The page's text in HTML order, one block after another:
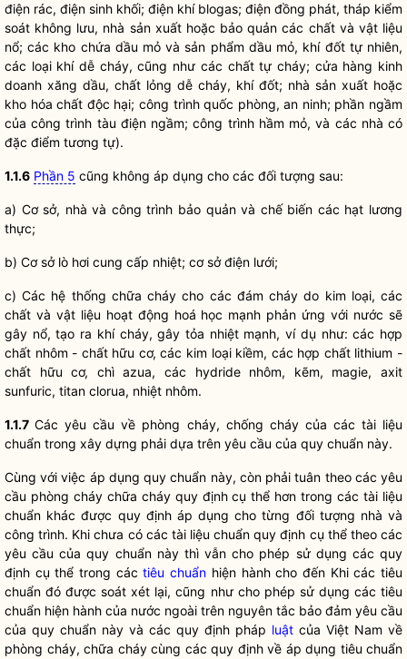
điện rác, điện sinh khối; điện khí blogas; điện đồng phát, tháp kiểm
soát không lưu, nhà sản xuất hoặc bảo quản các chất và vật liệu
nổ; các kho chứa dầu mỏ và sản phẩm dầu mỏ, khí đốt tự nhiên,
các loại khí dễ cháy, cũng như các chất tự cháy; cửa hàng kinh
doanh xăng dầu, chất lỏng dễ cháy, khí đốt; nhà sản xuất hoặc
kho hóa chất độc hại; công trình quốc phòng, an ninh; phần ngầm
của công trình tàu điện ngầm; công trình hầm mỏ, và các nhà có
đặc điểm tương tự).
1.1.6 Phần 5 cũng không áp dụng cho các đối tượng sau:
a) Cơ sở, nhà và công trình bảo quản và chế biến các hạt lương
thực;
b) Cơ sở lò hơi cung cấp nhiệt; cơ sở điện lưới;
c) Các hệ thống chữa cháy cho các đám cháy do kim loại, các
chất và vật liệu hoạt động hoá học mạnh phản ứng với nước sẽ
gây nổ, tạo ra khí cháy, gây tỏa nhiệt mạnh, ví dụ như: các hợp
chất nhôm - chất hữu cơ, các kim loại kiềm, các hợp chất lithium -
chất hữu cơ, chì azua, các hydride nhôm, kẽm, magie, axit
sunfuric, titan clorua, nhiệt nhôm.
1.1.7Các yêu cầu về phòng cháy, chống cháy của các tài liệu
chuẩn trong xây dựng phải dựa trên yêu cầu của quy chuẩn này.
Cùng với việc áp dụng quy chuẩn này, còn phải tuân theo các yêu
cầu phòng cháy chữa cháy quy định cụ thể hơn trong các tài liệu
chuẩn khác được quy định áp dụng cho từng đối tượng nhà và
công trình. Khi chưa có các tài liệu chuẩn quy định cụ thể theo các
yêu cầu của quy chuẩn này thì vẫn cho phép sử dụng các quy
định cụ thể trong cáctiêu chuẩn hiện hành cho đến Khi cáctiêu
chuẩn đó được soát xét lại, cũng như cho phép sử dụng các tiêu
chuẩn hiện hành của nước ngoài trên nguyên tắc bảo đảm yêu cầu
của quy chuẩn này và các quy định pháp luật của Việt Nam về
phòng cháy, chữa cháy cùng các quy định về áp dụng tiêu chuẩn